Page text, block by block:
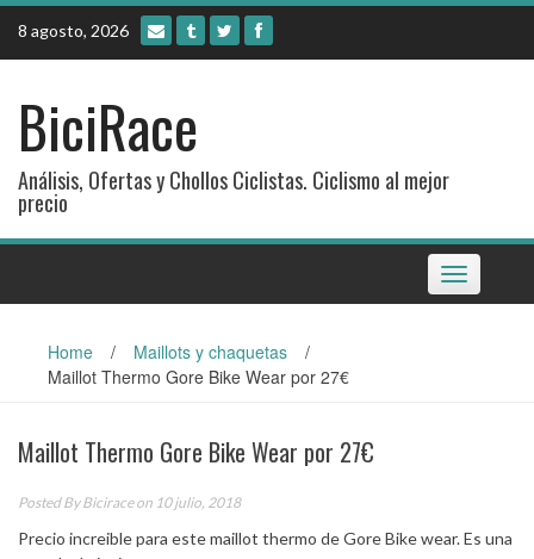
Skip
content
8 agosto, 2026
BiciRace
Análisis, Ofertas y Chollos Ciclistas. Ciclismo al mejor
precio
Toggle
navigation
Home / Maillots y chaquetas
/
Maillot Thermo Gore Bike Wear por 27€
Maillot Thermo Gore Bike Wear por 27€
Posted ByBiciraceon 10 julio, 2018
Precio increible para este maillot thermo de Gore Bike wear. Es una